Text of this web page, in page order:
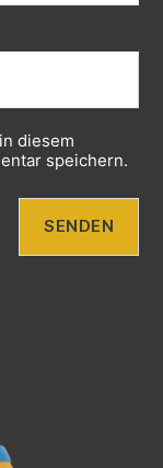
diesem
speichern.